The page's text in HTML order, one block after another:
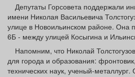
Афиша Обучение
Товары Поздравления
Депутаты Горсовета поддержали
имени Николая Васильевича
улице в Новоильинском районе. Она
6Б - между улицей Косыгина и
Напомним, что Николай
для города и образования:
технических наук, ученый-